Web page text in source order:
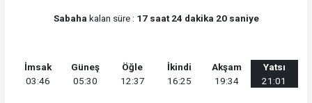
Sabaha kalan süre : 17 saat 24 dakika 20 saniye
İmsak
03:46
Güneş
05:30
Öğle
12:37
İkindi
16:25
Akşam
19:34
Yatsı
21:01